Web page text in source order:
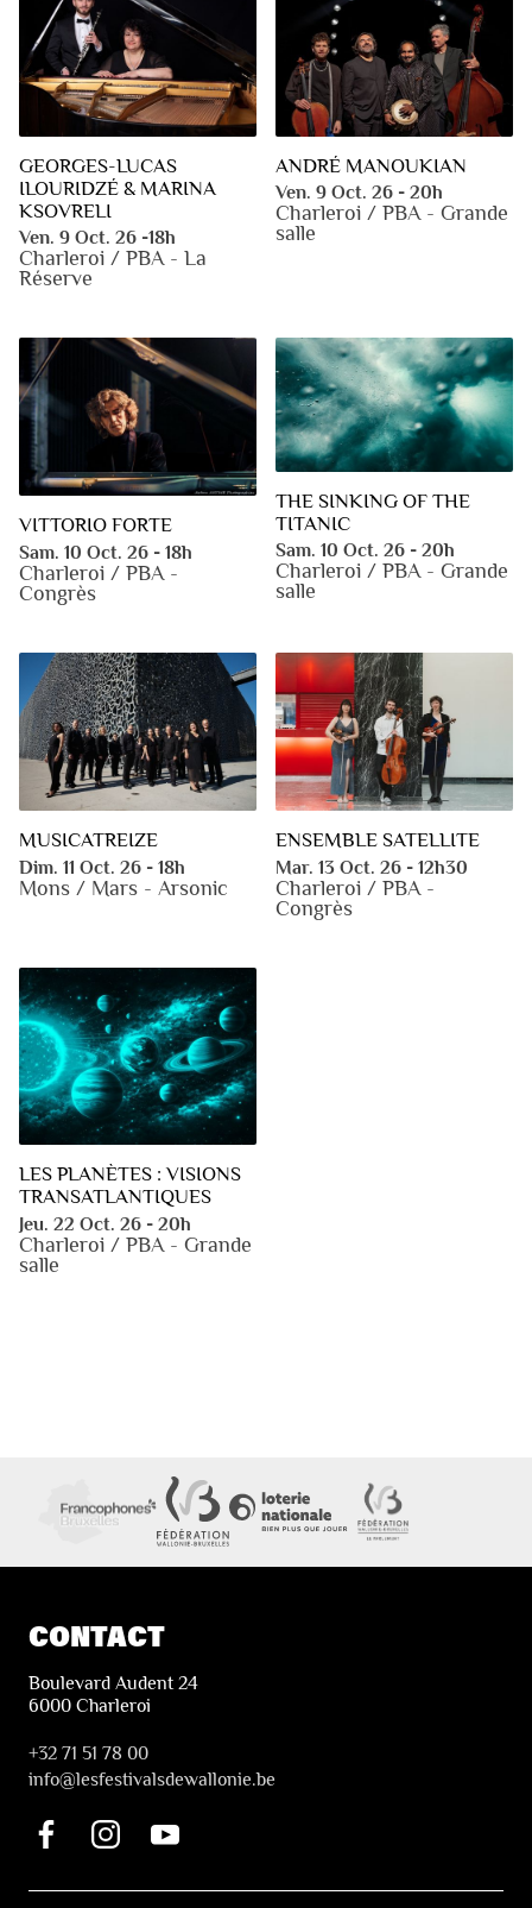
GEORGES-LUCAS
ILOURIDZÉ & MARINA
KSOVRELI
Ven. 9 Oct. 26 -18h
Charleroi / PBA - La
Réserve
ANDRÉ MANOUKIAN
Ven. 9 Oct. 26 - 20h
Charleroi / PBA - Grande
salle
VITTORIO FORTE
Sam. 10 Oct. 26 - 18h
Charleroi / PBA -
Congrès
THE SINKING OF THE
TITANIC
Sam. 10 Oct. 26 - 20h
Charleroi / PBA - Grande
salle
MUSICATREIZE
Dim. 11 Oct. 26 - 18h
Mons / Mars - Arsonic
ENSEMBLE SATELLITE
Mar. 13 Oct. 26 - 12h30
Charleroi / PBA -
Congrès
LES PLANÈTES : VISIONS
TRANSATLANTIQUES
Jeu. 22 Oct. 26 - 20h
Charleroi / PBA - Grande
salle
CONTACT
Boulevard Audent 24
6000 Charleroi
+32 71 51 78 00
info@lesfestivalsdewallonie.be